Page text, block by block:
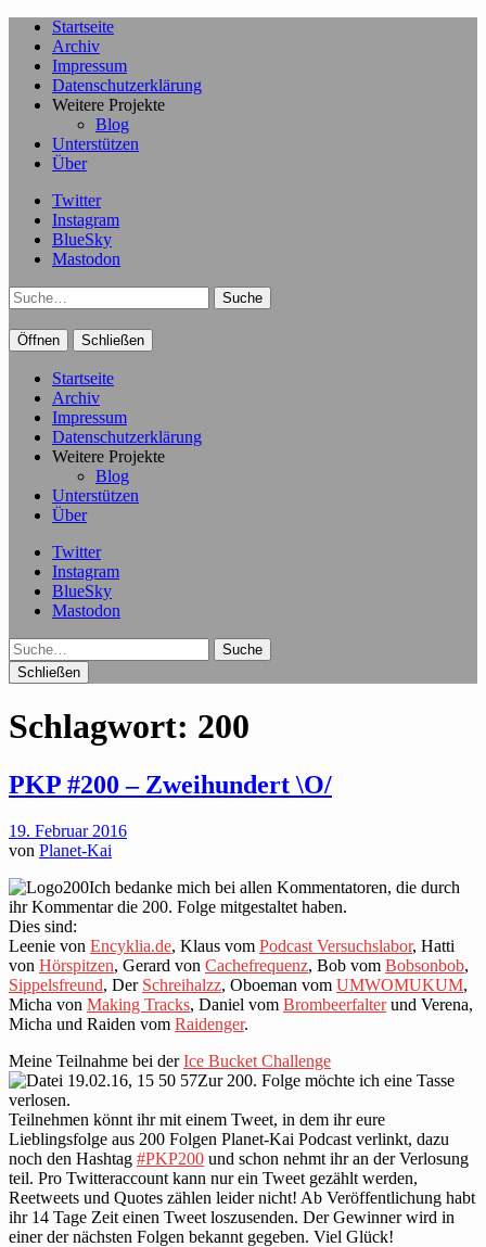
Startseite
Archiv
Impressum
Datenschutzerklärung
Weitere Projekte
Blog
Unterstützen
Über
Twitter
Instagram
BlueSky
Mastodon
Suche
Öffnen Schließen
Startseite
Archiv
Impressum
Datenschutzerklärung
Weitere Projekte
Blog
Unterstützen
Über
Twitter
Instagram
BlueSky
Mastodon
Suche
Schließen
Schlagwort: 200
PKP #200 – Zweihundert \O/
19. Februar 2016
von Planet-Kai
Ich bedanke mich bei allen Kommentatoren, die durch
ihr Kommentar die 200. Folge mitgestaltet haben.
Dies sind:
Leenie von Encyklia.de, Klaus vom Podcast Versuchslabor, Hatti
von Hörspitzen, Gerard von Cachefrequenz, Bob vom Bobsonbob,
Sippelsfreund, Der Schreihalzz, Oboeman vom UMWOMUKUM,
Micha von Making Tracks, Daniel vom Brombeerfalterund Verena,
Micha und Raiden vom Raidenger.
Meine Teilnahme bei derIce Bucket Challenge
Zur 200. Folge möchte ich eine Tasse
verlosen.
Teilnehmen könnt ihr mit einem Tweet, in dem ihr eure
Lieblingsfolge aus 200 Folgen Planet-Kai Podcast verlinkt, dazu
noch den Hashtag #PKP200 und schon nehmt ihr an der Verlosung
teil. Pro Twitteraccount kann nur ein Tweet gezählt werden,
Reetweets und Quotes zählen leider nicht! Ab Veröffentlichung habt
ihr 14 Tage Zeit einen Tweet loszusenden. Der Gewinner wird in
einer der nächsten Folgen bekannt gegeben. Viel Glück!